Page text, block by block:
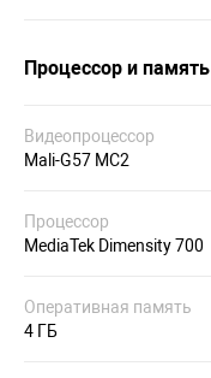
Процессор и память
Видеопроцессор
Mali-G57 MC2
Процессор
MediaTek Dimensity 700
Оперативная память
4 ГБ